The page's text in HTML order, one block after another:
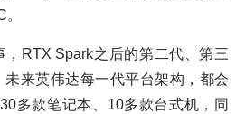
RTX Spark之后的第二代、第三
来英伟达每一代平台架构，都会
多款笔记本、10多款台式机，同